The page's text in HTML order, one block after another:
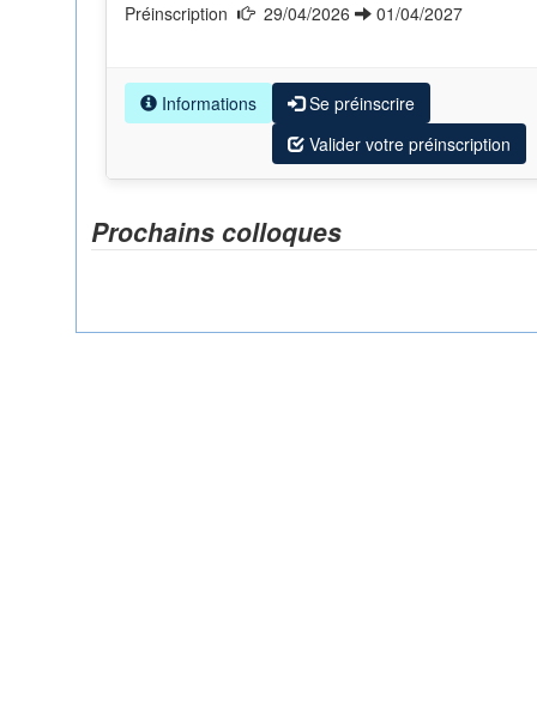
29/04/2026 01/04/2027
Informations
Se préinscrire
Valider votre préinscription
Prochains colloques